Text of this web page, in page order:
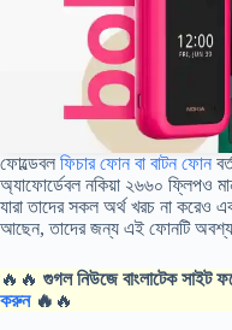
ফোল্ডেবল ফিচার ফোন বা বাটন ফোন
অ্যাফোর্ডেবল নকিয়া ২৬৬০ ফ্লিপও
যারা তাদের সকল অর্থ খরচ না করেও
আছেন, তাদের জন্য এই ফোনটি
🔥🔥 গুগল নিউজে বাংলাটেক সাইট
করুন🔥 🔥